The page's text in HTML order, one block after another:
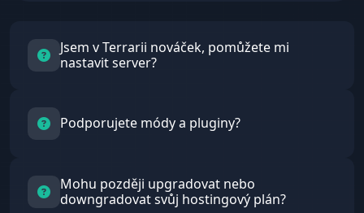
Jsem v Terrarii nováček, pomůžete mi
nastavit server?
znalostní bázi a náš tým podpory je vždy k
dispozici, aby vás vedl.
Podporujete módy a pluginy?
přes náš ovládací panel.
Mohu později upgradovat nebo
downgradovat svůj hostingový plán?